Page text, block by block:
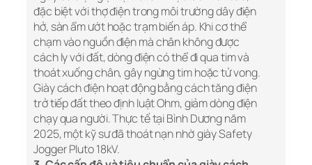
đặc biệt với thợ điện trong môi trường dây điện
hở, sàn ẩm ướt hoặc trạm biến áp. Khi cơ thể
chạm vào nguồn điện mà chân không được
cách ly với đất, dòng điện có thể đi qua tim và
thoát xuống chân, gây ngừng tim hoặc tử vong.
Giày cách điện hoạt động bằng cách tăng điện
trở tiếp đất theo định luật Ohm, giảm dòng điện
chạy qua người. Thực tế tại Bình Dương năm
2025, một kỹ sư đã thoát nạn nhờ giày Safety
Jogger Pluto 18kV.